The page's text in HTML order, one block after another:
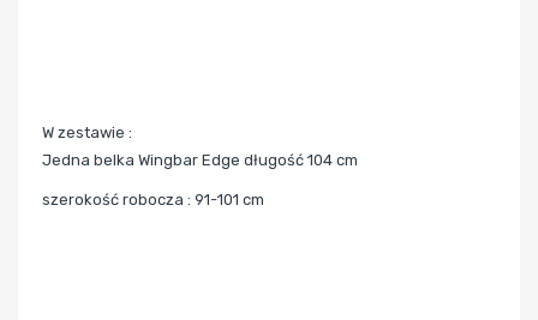
W zestawie :
Jedna belka Wingbar Edge długość 104 cm
szerokość robocza : 91-101 cm